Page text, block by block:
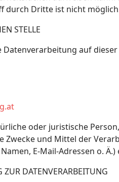
durch Dritte ist nicht
STELLE
auf dieser
oder juristische
Zwecke und Mittel der
E-Mail-Adressen o.
DATENVERARBEITUNG